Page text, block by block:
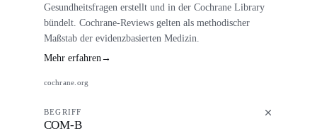
Gesundheitsfragen erstellt und in der Cochrane Library
bündelt. Cochrane-Reviews gelten als methodischer
Maßstab der evidenzbasierten Medizin.
Mehr erfahren→
cochrane.org
BEGRIFF
COM-B